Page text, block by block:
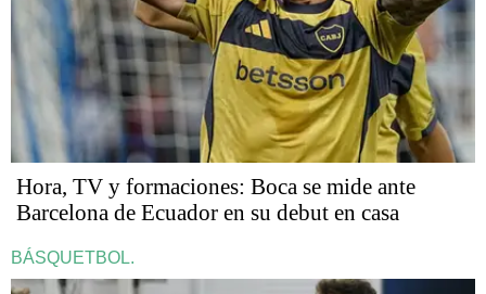
Hora, TV y formaciones: Boca se mide ante
Barcelona de Ecuador en su debut en casa
BÁSQUETBOL.